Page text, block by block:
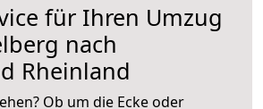
für Ihren Umzug
nach
Rheinland
Ob um die Ecke oder